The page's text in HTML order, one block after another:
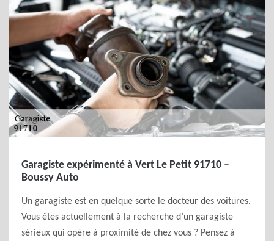
Garagiste expérimenté à Vert Le Petit 91710 –
Boussy Auto
Un garagiste est en quelque sorte le docteur des voitures.
Vous êtes actuellement à la recherche d’un garagiste
sérieux qui opère à proximité de chez vous ? Pensez à